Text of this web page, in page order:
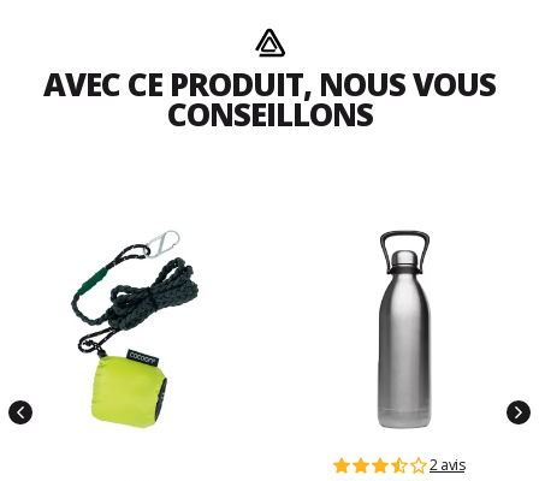
AVEC CE PRODUIT, NOUS VOUS
CONSEILLONS
2 avis